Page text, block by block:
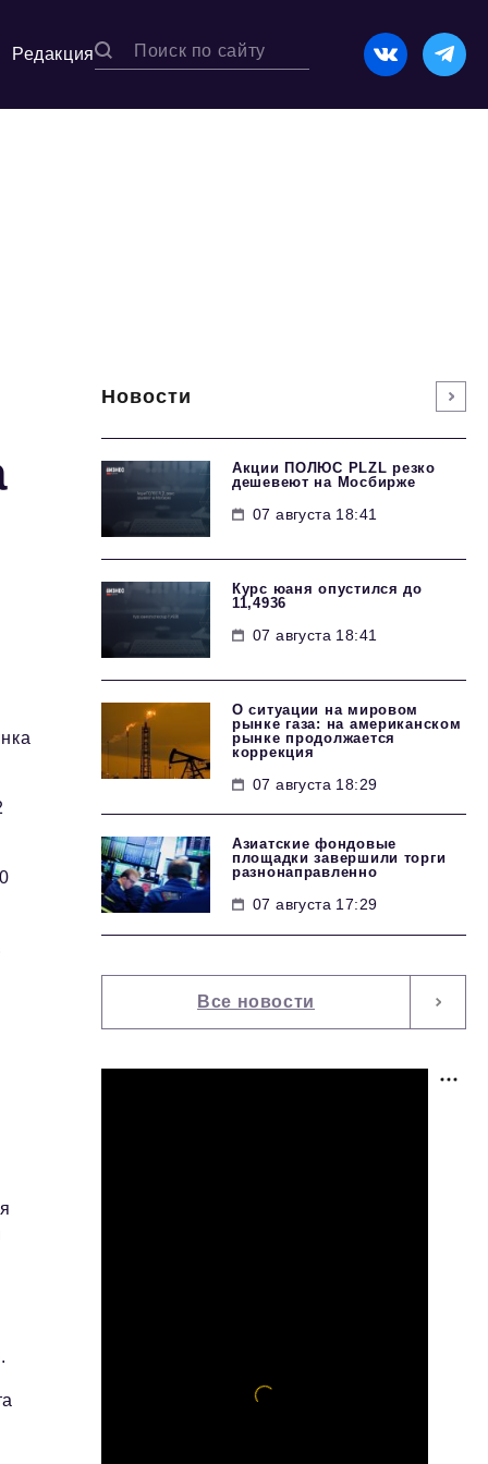
Редакция
Новости
Акции ПОЛЮС PLZL резко
дешевеют на Мосбирже
07 августа 18:41
Курс юаня опустился до
11,4936
07 августа 18:41
О ситуации на мировом
рынке газа: на американском
рынке продолжается
коррекция
07 августа 18:29
Азиатские фондовые
площадки завершили торги
разнонаправленно
07 августа 17:29
Все новости